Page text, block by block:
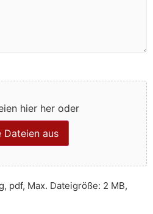
hier her oder
Dateien aus
pdf, Max. Dateigröße: 2 MB,